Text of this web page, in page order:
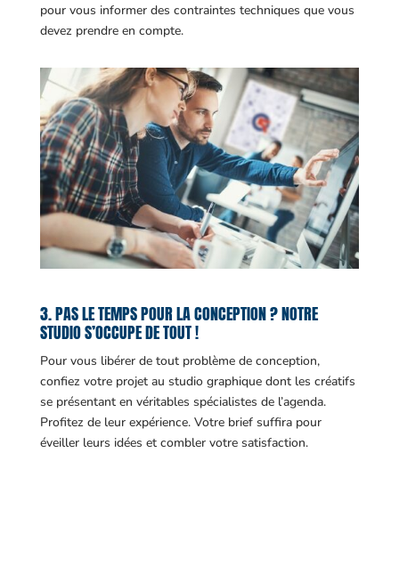
pour vous informer des contraintes techniques que vous
devez prendre en compte.
3. PAS LE TEMPS POUR LA CONCEPTION ? NOTRE
STUDIO S’OCCUPE DE TOUT !
Pour vous libérer de tout problème de conception,
confiez votre projet au studio graphique dont les créatifs
se présentant en véritables spécialistes de l’agenda.
Profitez de leur expérience. Votre brief suffira pour
éveiller leurs idées et combler votre satisfaction.